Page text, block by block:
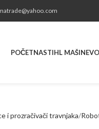
POČETNASTIHL MAŠINE
i prozračivači travnjaka